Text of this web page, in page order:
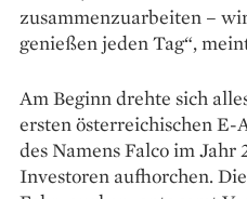
zusammenzuarbeiten –
genießen jeden Tag“,
Am Beginn drehte sich
ersten österreichischen
des Namens Falco im
Investoren aufhorchen.